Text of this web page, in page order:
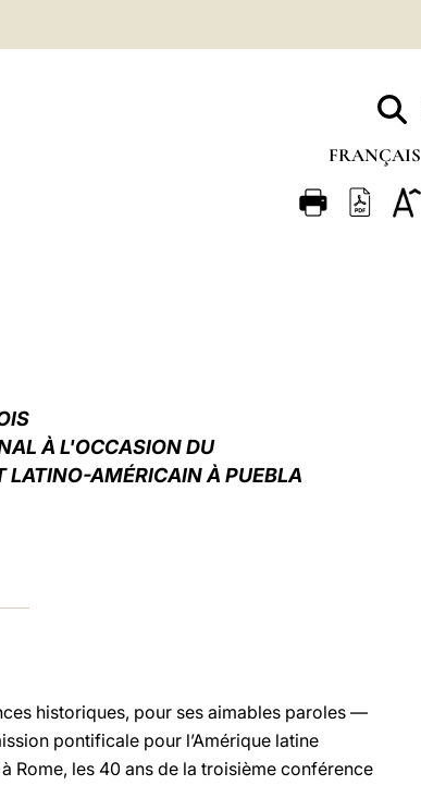
FRANÇAIS
FRANÇAIS
À L'OCCASION DU
LATINO-AMÉRICAIN À PUEBLA
historiques, pour ses aimables paroles —
pontificale pour l’Amérique latine
Rome, les 40 ans de la troisième conférence